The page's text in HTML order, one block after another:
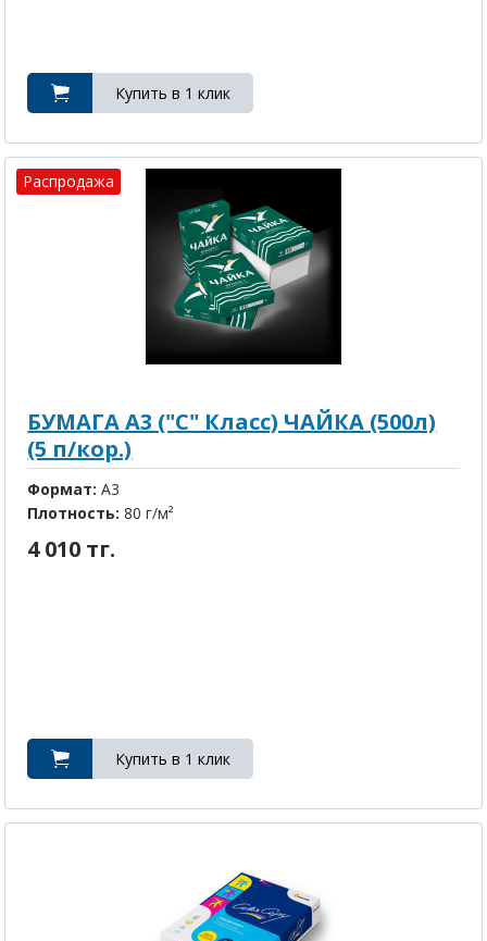
Распродажа
БУМАГА A3 ("C" Класс) ЧАЙКА (500л)
(5 п/кор.)
Формат:А3
Плотность:80 г/м²
4 010 тг.